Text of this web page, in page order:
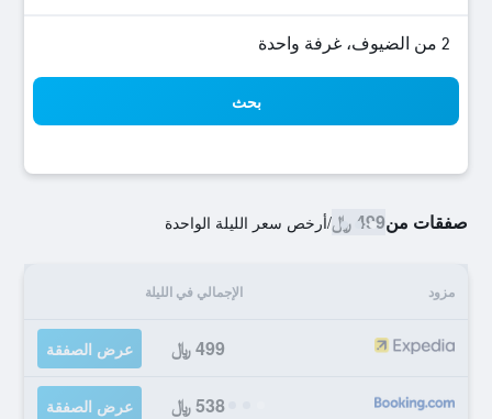
2 من الضيوف، غرفة واحدة
بحث
صفقات من499 ﷼ /أرخص سعر الليلة الواحدة
مزود الإجمالي في الليلة
499 ﷼ عرض الصفقة
538 ﷼ عرض الصفقة